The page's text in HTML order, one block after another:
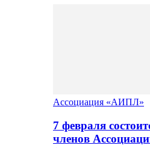
Ассоциация «АИПЛ»
7 февраля
членов